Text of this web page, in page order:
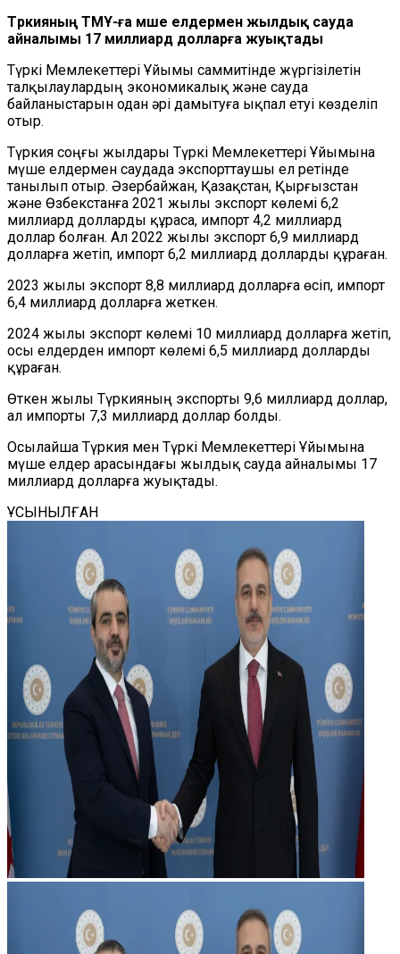
Түркияның ТМҰ-ға мүше елдермен жылдық сауда
айналымы 17 миллиард долларға жуықтады
Түркі Мемлекеттері Ұйымы саммитінде жүргізілетін
талқылаулардың экономикалық және сауда
байланыстарын одан әрі дамытуға ықпал етуі көзделіп
отыр.
Түркия соңғы жылдары Түркі Мемлекеттері Ұйымына
мүше елдермен саудада экспорттаушы ел ретінде
танылып отыр. Әзербайжан, Қазақстан, Қырғызстан
және Өзбекстанға 2021 жылы экспорт көлемі 6,2
миллиард долларды құраса, импорт 4,2 миллиард
доллар болған. Ал 2022 жылы экспорт 6,9 миллиард
долларға жетіп, импорт 6,2 миллиард долларды құраған.
2023 жылы экспорт 8,8 миллиард долларға өсіп, импорт
6,4 миллиард долларға жеткен.
2024 жылы экспорт көлемі 10 миллиард долларға жетіп,
осы елдерден импорт көлемі 6,5 миллиард долларды
құраған.
Өткен жылы Түркияның экспорты 9,6 миллиард доллар,
ал импорты 7,3 миллиард доллар болды.
Осылайша Түркия мен Түркі Мемлекеттері Ұйымына
мүше елдер арасындағы жылдық сауда айналымы 17
миллиард долларға жуықтады.
ҰСЫНЫЛҒАН